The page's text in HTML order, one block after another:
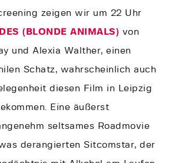
zeigen wir um 22 Uhr
(BLONDE ANIMALS) von
und Alexia Walther, einen
Schatz, wahrscheinlich auch
diesen Film in Leipzig
Eine äußerst
seltsames Roadmovie
derangierten Sitcomstar, der